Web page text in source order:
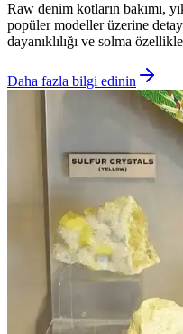
Raw denim kotların bakımı,
popüler modeller üzerine
dayanıklılığı ve solma
Daha fazla bilgi edinin